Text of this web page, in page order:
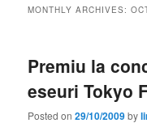
MONTHLY ARCHIVES:
Premiu la
eseuri Tokyo
Posted on29/10/2009by